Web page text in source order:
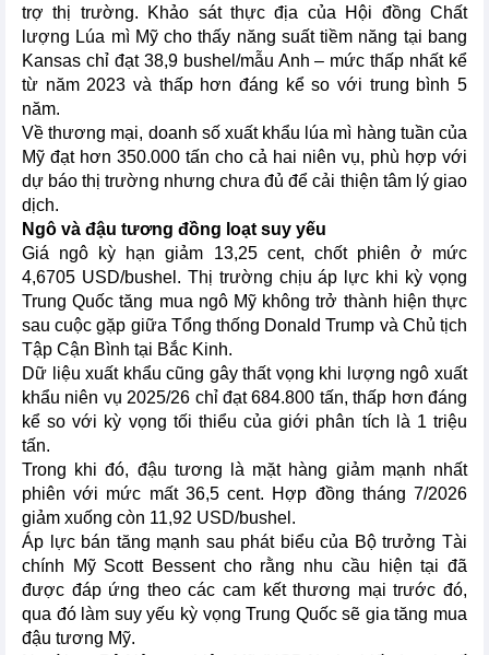
trợ thị trường. Khảo sát thực địa của Hội đồng Chất
lượng Lúa mì Mỹ cho thấy năng suất tiềm năng tại bang
Kansas chỉ đạt 38,9 bushel/mẫu Anh – mức thấp nhất kể
từ năm 2023 và thấp hơn đáng kể so với trung bình 5
năm.
Về thương mại, doanh số xuất khẩu lúa mì hàng tuần của
Mỹ đạt hơn 350.000 tấn cho cả hai niên vụ, phù hợp với
dự báo thị trường nhưng chưa đủ để cải thiện tâm lý giao
dịch.
Ngô và đậu tương đồng loạt suy yếu
Giá ngô kỳ hạn giảm 13,25 cent, chốt phiên ở mức
4,6705 USD/bushel. Thị trường chịu áp lực khi kỳ vọng
Trung Quốc tăng mua ngô Mỹ không trở thành hiện thực
sau cuộc gặp giữa Tổng thống Donald Trump và Chủ tịch
Tập Cận Bình tại Bắc Kinh.
Dữ liệu xuất khẩu cũng gây thất vọng khi lượng ngô xuất
khẩu niên vụ 2025/26 chỉ đạt 684.800 tấn, thấp hơn đáng
kể so với kỳ vọng tối thiểu của giới phân tích là 1 triệu
tấn.
Trong khi đó, đậu tương là mặt hàng giảm mạnh nhất
phiên với mức mất 36,5 cent. Hợp đồng tháng 7/2026
giảm xuống còn 11,92 USD/bushel.
Áp lực bán tăng mạnh sau phát biểu của Bộ trưởng Tài
chính Mỹ Scott Bessent cho rằng nhu cầu hiện tại đã
được đáp ứng theo các cam kết thương mại trước đó,
qua đó làm suy yếu kỳ vọng Trung Quốc sẽ gia tăng mua
đậu tương Mỹ.